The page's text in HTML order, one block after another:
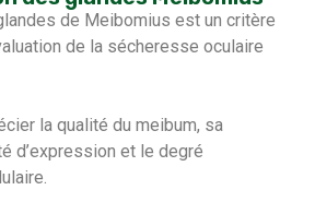
de Meibomius est un critère
de la sécheresse oculaire
la qualité du meibum, sa
d’expression et le degré